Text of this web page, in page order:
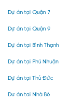
Dự án tại Quận 7
Dự án tại Quận 9
Dự án tại Bình Thạnh
Dự án tại Phú Nhuận
Dự án tại Thủ Đức
Dự án tại Nhà Bè